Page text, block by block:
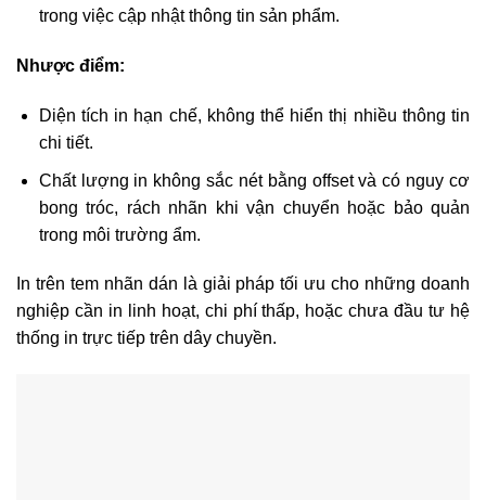
trong việc cập nhật thông tin sản phẩm.
Nhược điểm:
Diện tích in hạn chế, không thể hiển thị nhiều thông tin
chi tiết.
Chất lượng in không sắc nét bằng offset và có nguy cơ
bong tróc, rách nhãn khi vận chuyển hoặc bảo quản
trong môi trường ẩm.
In trên tem nhãn dán là giải pháp tối ưu cho những doanh
nghiệp cần in linh hoạt, chi phí thấp, hoặc chưa đầu tư hệ
thống in trực tiếp trên dây chuyền.